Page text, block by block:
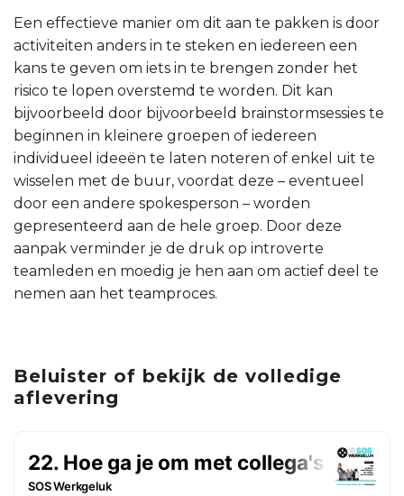
Een effectieve manier om dit aan te pakken is door
activiteiten anders in te steken en iedereen een
kans te geven om iets in te brengen zonder het
risico te lopen overstemd te worden. Dit kan
bijvoorbeeld door bijvoorbeeld brainstormsessies te
beginnen in kleinere groepen of iedereen
individueel ideeën te laten noteren of enkel uit te
wisselen met de buur, voordat deze – eventueel
door een andere spokesperson – worden
gepresenteerd aan de hele groep. Door deze
aanpak verminder je de druk op introverte
teamleden en moedig je hen aan om actief deel te
nemen aan het teamproces.
Beluister of bekijk de volledige
aflevering